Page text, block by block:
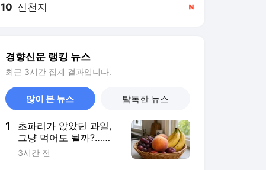
10 신천지
경향신문 랭킹 뉴스
최근 3시간 집계 결과입니다.
많이 본 뉴스 탐독한 뉴스
1
초파리가 앉았던 과일,
그냥 먹어도 될까?…여
름철 꼭 알아야 할 식품
3시간 전